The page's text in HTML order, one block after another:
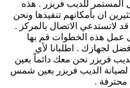
المستمر للديب فريزر . هذه
ان بأمكانهم تنفيذها ونحن
لاتستدعي الاتصال بالمركز .
عمل هذه الخطوات قم بها
لجهازك . اطلبانا لأي
فريزر نحن معك دائماً بعين
الديب فريزر بعين شمس
.